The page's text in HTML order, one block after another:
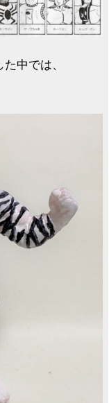
中では、